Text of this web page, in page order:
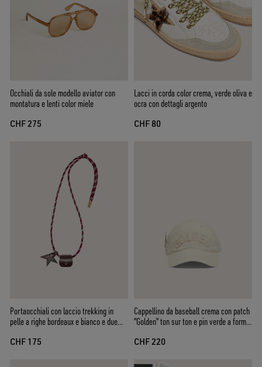
Occhiali da sole modello aviator con
montatura e lenti color miele
CHF 275
Lacci in corda color crema, verde oliva e
ocra con dettagli argento
CHF 80
Portaocchiali con laccio trekking in
pelle a righe bordeaux e bianco e due
CHF 175
Cappellino da baseball crema con patch
"Golden" ton sur ton e pin verde a forma
CHF 220